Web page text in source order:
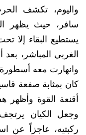
واليوم، تكشف
سافر، حيث يظهر
يستطيع البقاء إلا
الغربي المباشر،
وانهارت معه
كان بمثابة صفعة
أقنعة القوة وأظهر
وجعل الكيان
ركبتيه، عاجزاً عن